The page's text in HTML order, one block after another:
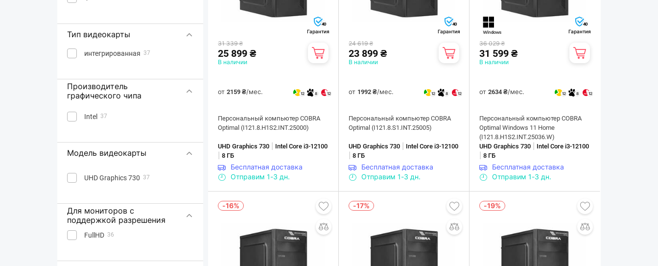
Тип видеокарты
интегрированная 37
Производитель
графического чипа
Intel 37
Модель видеокарты
UHD Graphics 730 37
Для мониторов с
поддержкой разрешения
FullHD 36
40
Гарантия
31 339 ₴
25 899 ₴
В наличии
от 2159 ₴/мес. 12 8 12
Персональный компьютер COBRA
Optimal (I121.8.H1S2.INT.25000)
UHD Graphics 730 Intel Core i3-12100
8 ГБ
Бесплатная доставка
Отправим 1-3 дн.
40
Гарантия
24 619 ₴
23 899 ₴
В наличии
от 1992 ₴/мес. 12 8 12
Персональный компьютер COBRA
Optimal (I121.8.S1.INT.25005)
UHD Graphics 730 Intel Core i3-12100
|8 ГБ
Бесплатная доставка
Отправим 1-3 дн.
40
Гарантия
36 029 ₴
31 599 ₴
В наличии
от2634 ₴/мес. 12 8 12
Персональный компьютер COBRA
Optimal Windows 11 Home
(I121.8.H1S2.INT.25036.W)
UHD Graphics 730
Intel Core i3-12100
|8 ГБ
Бесплатная доставка
Отправим 1-3 дн.
-16% -17% -19%